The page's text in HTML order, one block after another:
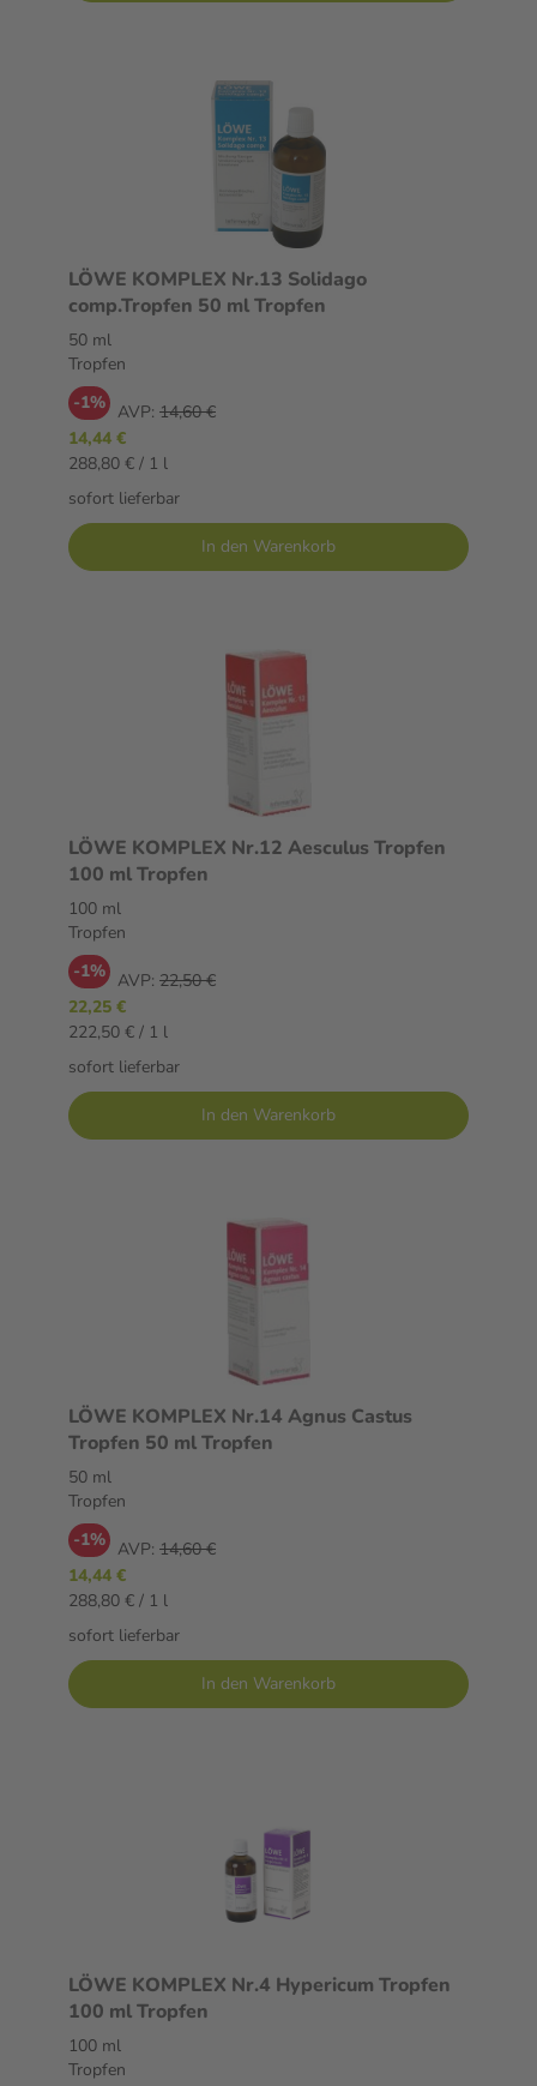
LÖWE KOMPLEX Nr.13 Solidago
comp.Tropfen 50 ml Tropfen
50 ml
Tropfen
-1% AVP: 14,60 €
14,44 €
288,80 € / 1 l
sofort lieferbar
In den Warenkorb
LÖWE KOMPLEX Nr.12 Aesculus Tropfen
100 ml Tropfen
100 ml
Tropfen
-1% AVP: 22,50 €
22,25 €
222,50 € / 1 l
sofort lieferbar
In den Warenkorb
LÖWE KOMPLEX Nr.14 Agnus Castus
Tropfen 50 ml Tropfen
50 ml
Tropfen
-1% AVP: 14,60 €
14,44 €
288,80 € / 1 l
sofort lieferbar
In den Warenkorb
LÖWE KOMPLEX Nr.4 Hypericum Tropfen
100 ml Tropfen
100 ml
Tropfen